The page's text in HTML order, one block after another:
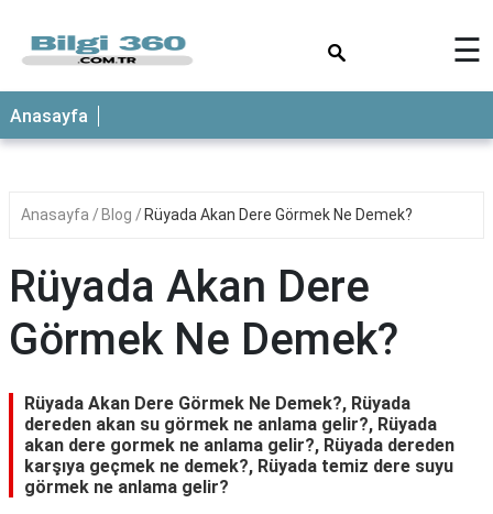
ANASAYFA
☰
Anasayfa
Anasayfa Blog Rüyada Akan Dere Görmek Ne Demek?
Rüyada Akan Dere
Görmek Ne Demek?
Rüyada Akan Dere Görmek Ne Demek?, Rüyada
dereden akan su görmek ne anlama gelir?, Rüyada
akan dere gormek ne anlama gelir?, Rüyada dereden
karşıya geçmek ne demek?, Rüyada temiz dere suyu
görmek ne anlama gelir?